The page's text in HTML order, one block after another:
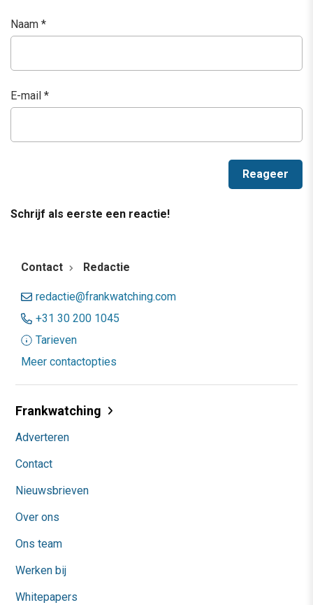
Naam *
E-mail *
Schrijf als eerste een reactie!
Contact Redactie
redactie@frankwatching.com
+31 30 200 1045
Tarieven
Meer contactopties
Frankwatching
Adverteren
Contact
Nieuwsbrieven
Over ons
Ons team
Werken bij
Whitepapers